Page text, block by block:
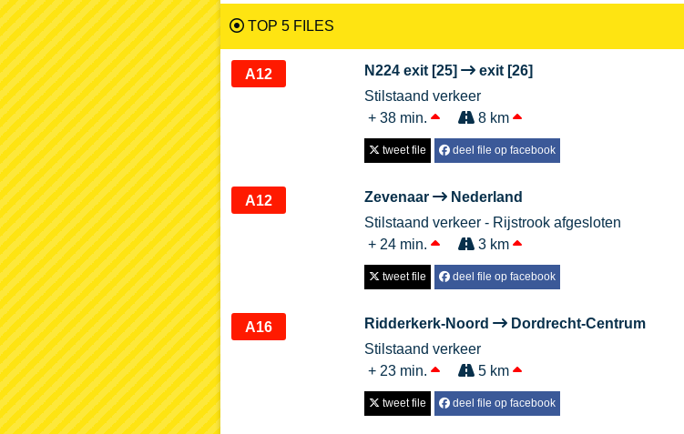
TOP 5 FILES
A12 N224 exit [25]
exit [26]
Stilstaand verkeer
+ 38 min.
8 km
tweet file deel file op facebook
A12 Zevenaar
Nederland
Stilstaand verkeer - Rijstrook afgesloten
+ 24 min.
3 km
tweet file deel file op facebook
A16 Ridderkerk-Noord
Dordrecht-Centrum
Stilstaand verkeer
+ 23 min.
5 km
tweet file deel file op facebook